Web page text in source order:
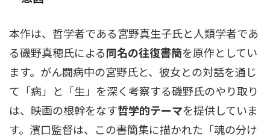
本作は、哲学者である宮野真生子氏と人類学者であ
る磯野真穂氏による同名の往復書簡を原作としてい
ます。がん闘病中の宮野氏と、彼女との対話を通じ
て「病」と「生」を深く考察する磯野氏のやり取り
は、映画の根幹をなす哲学的テーマを提供していま
す。濱口監督は、この書簡集に描かれた「魂の分け